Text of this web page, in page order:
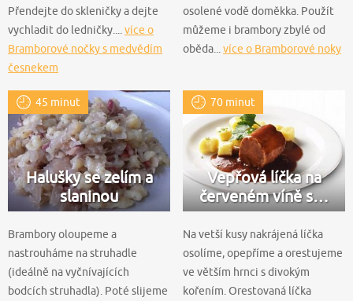
Přendejte do skleničky a dejte
vychladit do ledničky.... více o
Bramborové nočky s medvědím
česnekem
osolené vodě doměkka. Použít
můžeme i brambory zbylé od
oběda... více o Bramborové noky
45 minut
Halušky se zelím a
slaninou
Brambory oloupeme a
nastrouháme na struhadle
(ideálně na vyčnívajících
bodcích struhadla). Poté slijeme
70 minut
Vepřová líčka na
červeném víně s…
Na vetší kusy nakrájená líčka
osolíme, opepříme a orestujeme
ve větším hrnci s divokým
kořením. Orestovaná líčka